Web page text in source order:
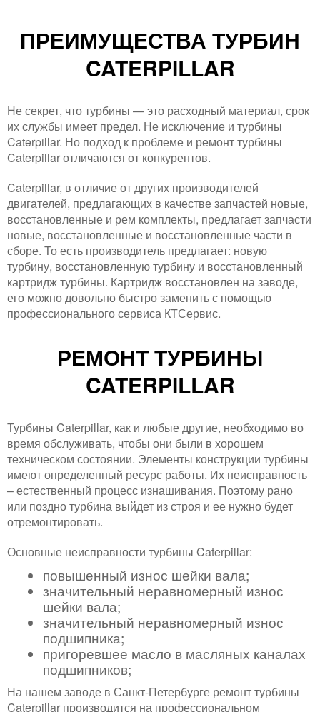
ПРЕИМУЩЕСТВА ТУРБИН
CATERPILLAR
Не секрет, что турбины — это расходный материал, срок
их службы имеет предел. Не исключение и турбины
Caterpillar. Но подход к проблеме и ремонт турбины
Caterpillar отличаются от конкурентов.
Caterpillar, в отличие от других производителей
двигателей, предлагающих в качестве запчастей новые,
восстановленные и рем комплекты, предлагает запчасти
новые, восстановленные и восстановленные части в
сборе. То есть производитель предлагает: новую
турбину, восстановленную турбину и восстановленный
картридж турбины. Картридж восстановлен на заводе,
его можно довольно быстро заменить с помощью
профессионального сервиса КТСервис.
РЕМОНТ ТУРБИНЫ
CATERPILLAR
Турбины Caterpillar, как и любые другие, необходимо во
время обслуживать, чтобы они были в хорошем
техническом состоянии. Элементы конструкции турбины
имеют определенный ресурс работы. Их неисправность
– естественный процесс изнашивания. Поэтому рано
или поздно турбина выйдет из строя и ее нужно будет
отремонтировать.
Основные неисправности турбины Caterpillar:
повышенный износ шейки вала;
значительный неравномерный износ
шейки вала;
значительный неравномерный износ
подшипника;
пригоревшее масло в масляных каналах
подшипников;
На нашем заводе в Санкт-Петербурге ремонт турбины
Caterpillar производится на профессиональном